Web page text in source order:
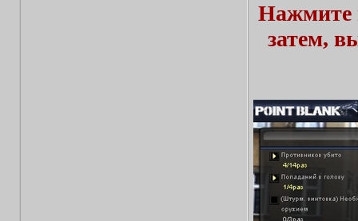
Нажмите
затем,